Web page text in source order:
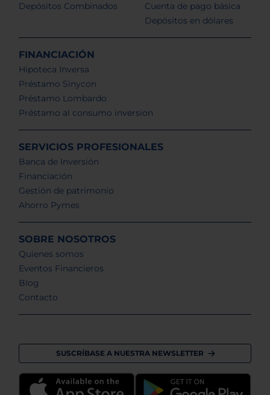
Depósitos Combinados
Cuenta de pago básica
Depósitos en dólares
FINANCIACIÓN
Hipoteca Inversa
Préstamo Sinycon
Préstamo Lombardo
Préstamo al consumo inversion
SERVICIOS PROFESIONALES
Banca de Inversión
Financiación
Gestión de patrimonio
Ahorro Pymes
SOBRE NOSOTROS
Quienes somos
Eventos Financieros
Blog
Contacto
SUSCRÍBASE A NUESTRA NEWSLETTER